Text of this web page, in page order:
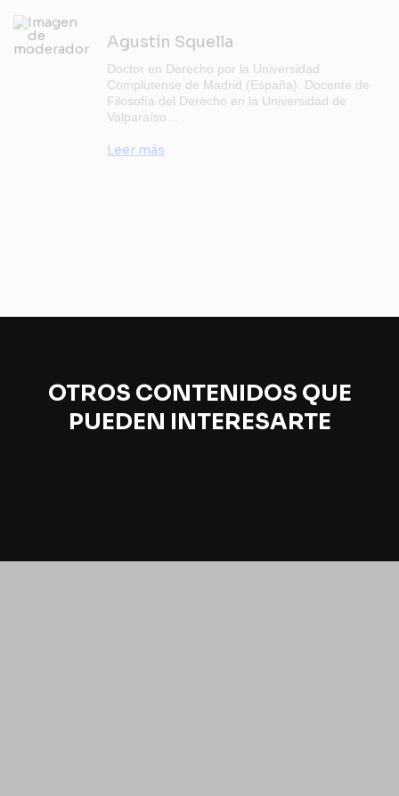
Agustín Squella
Doctor en Derecho por la Universidad
Complutense de Madrid (España). Docente de
Filosofía del Derecho en la Universidad de
Valparaíso…
Leer más
OTROS CONTENIDOS QUE
PUEDEN INTERESARTE